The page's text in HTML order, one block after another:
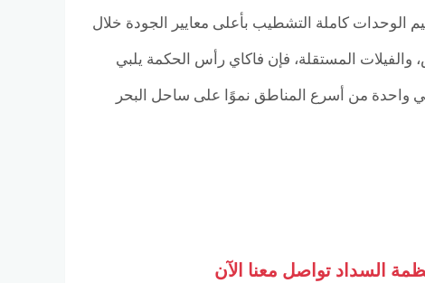
الوحدات كاملة التشطيب بأعلى معايير الجودة خلال
المستقلة، فإن فاكاي رأس الحكمة يلبي
واحدة من أسرع المناطق نموًا على ساحل البحر
السداد تواصل معنا الآن